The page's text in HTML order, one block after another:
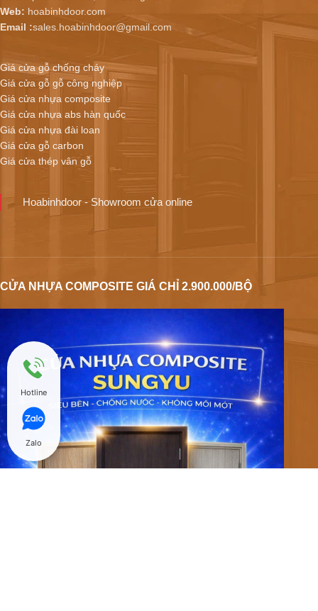
Web: hoabinhdoor.com
Email :sales.hoabinhdoor@gmail.com
Giá cửa gỗ chống cháy
Giá cửa gỗ gỗ công nghiệp
Giá cửa nhựa composite
Giá cửa nhựa abs hàn quốc
Giá cửa nhựa đài loan
Giá cửa gỗ carbon
Giá cửa thép vân gỗ
Hoabinhdoor - Showroom cửa online
CỬA NHỰA COMPOSITE GIÁ CHỈ 2.900.000/BỘ
Hotline
Zalo